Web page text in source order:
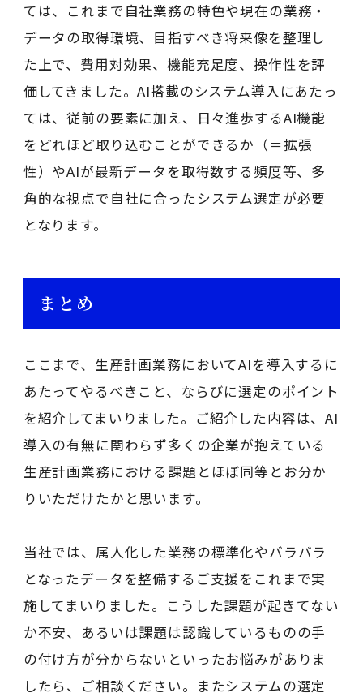
ては、これまで自社業務の特色や現在の業務・
データの取得環境、目指すべき将来像を整理し
た上で、費用対効果、機能充足度、操作性を評
価してきました。AI搭載のシステム導入にあたっ
ては、従前の要素に加え、日々進歩するAI機能
をどれほど取り込むことができるか（＝拡張
性）やAIが最新データを取得数する頻度等、多
角的な視点で自社に合ったシステム選定が必要
となります。
まとめ
ここまで、生産計画業務においてAIを導入するに
あたってやるべきこと、ならびに選定のポイント
を紹介してまいりました。ご紹介した内容は、AI
導入の有無に関わらず多くの企業が抱えている
生産計画業務における課題とほぼ同等とお分か
りいただけたかと思います。
当社では、属人化した業務の標準化やバラバラ
となったデータを整備するご支援をこれまで実
施してまいりました。こうした課題が起きてない
か不安、あるいは課題は認識しているものの手
の付け方が分からないといったお悩みがありま
したら、ご相談ください。またシステムの選定